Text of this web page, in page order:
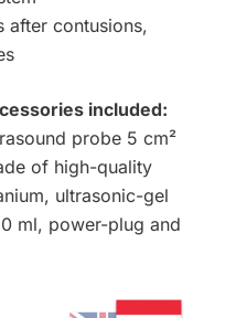
after contusions,
included:
probe 5 cm²
of high-quality
ultrasonic-gel
ml, power-plug and